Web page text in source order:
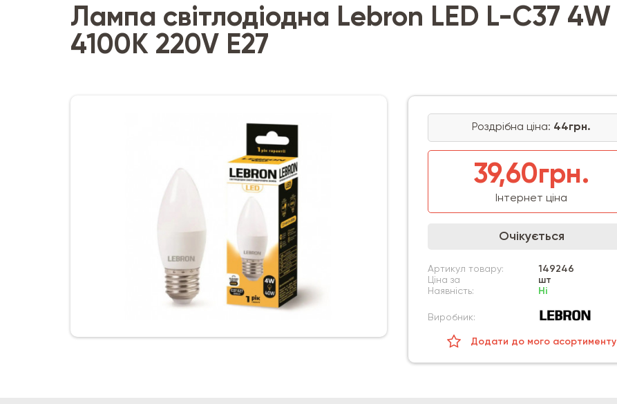
Лампа світлодіодна Lebron LED L-C37 4W
4100K 220V E27
Роздрібна ціна: 44грн.
39,60грн.
Інтернет ціна
Очікується
Артикул товару:
149246
Ціна за
шт
Наявність:
Ні
Виробник:
Додати до мого асортименту